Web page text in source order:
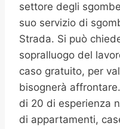
settore degli
suo servizio di
Strada. Si può
sopralluogo del
caso gratuito, per
bisognerà
di 20 di esperienza
di appartamenti,